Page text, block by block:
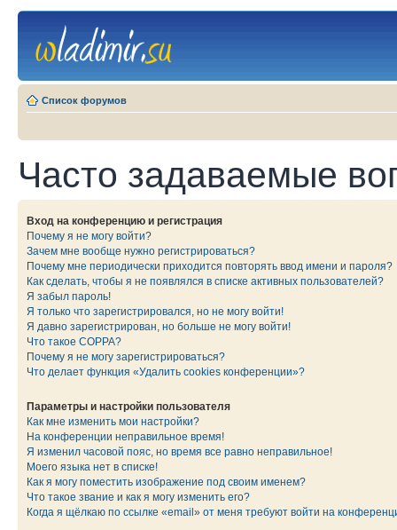
Список форумов
Часто задаваемые
Вход на конференцию и регистрация
Почему я не могу войти?
Зачем мне вообще нужно регистрироваться?
Почему мне периодически приходится повторять ввод имени и пароля?
Как сделать, чтобы я не появлялся в списке активных пользователей?
Я забыл пароль!
Я только что зарегистрировался, но не могу войти!
Я давно зарегистрирован, но больше не могу войти!
Что такое COPPA?
Почему я не могу зарегистрироваться?
Что делает функция «Удалить cookies конференции»?
Параметры и настройки пользователя
Как мне изменить мои настройки?
На конференции неправильное время!
Я изменил часовой пояс, но время все равно неправильное!
Моего языка нет в списке!
Как я могу поместить изображение под своим именем?
Что такое звание и как я могу изменить его?
Когда я щёлкаю по ссылке «email» от меня требуют войти на